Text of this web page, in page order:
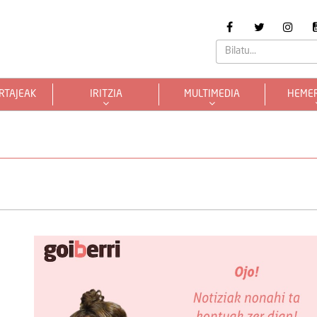
IRITZIA MULTIMEDIA